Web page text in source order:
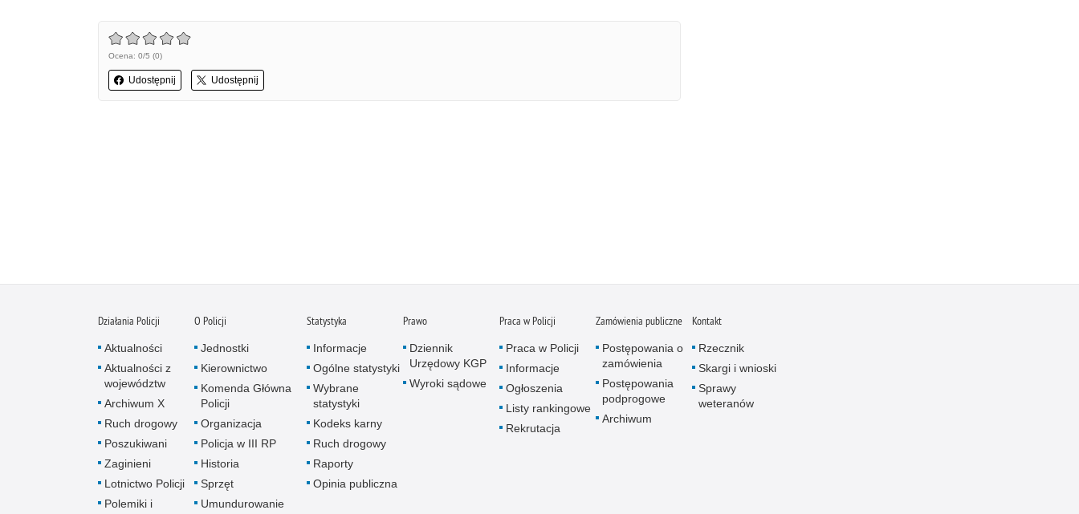
Ocena: 0/5 (0)
Udostępnij Udostępnij
Działania Policji
Aktualności
Aktualności z
województw
Archiwum X
Ruch drogowy
Poszukiwani
Zaginieni
Lotnictwo Policji
Polemiki i
O Policji
Jednostki
Kierownictwo
Komenda Główna
Policji
Organizacja
Policja w III RP
Historia
Sprzęt
Umundurowanie
Statystyka
Informacje
Ogólne statystyki
Wybrane
statystyki
Kodeks karny
Ruch drogowy
Raporty
Opinia publiczna
Prawo
Dziennik
Urzędowy KGP
Wyroki sądowe
Praca w Policji
Praca w Policji
Informacje
Ogłoszenia
Listy rankingowe
Rekrutacja
Zamówienia publiczne
Postępowania o
zamówienia
Postępowania
podprogowe
Archiwum
Kontakt
Rzecznik
Skargi i wnioski
Sprawy
weteranów